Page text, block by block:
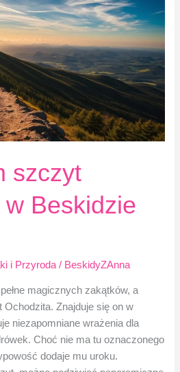
szczyt
Beskidzie
i Przyroda / BeskidyZAnna
magicznych zakątków, a
Znajduje się on w
niezapomniane wrażenia dla
Choć nie ma tu oznaczonego
dodaje mu uroku.